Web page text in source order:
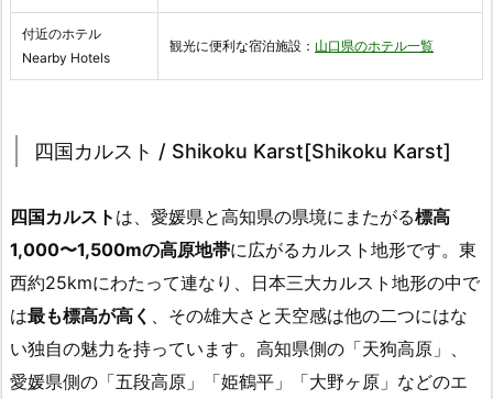
付近のホテル
Nearby Hotels
観光に便利な宿泊施設： 山口県のホテル一覧
四国カルスト / Shikoku Karst[Shikoku Karst]
四国カルスト は、愛媛県と高知県の県境にまたがる標高
1,000〜1,500mの高原地帯に広がるカルスト地形です。東
西約25kmにわたって連なり、日本三大カルスト地形の中で
は最も標高が高く
、その雄大さと天空感は他の二つにはな
い独自の魅力を持っています。高知県側の「天狗高原」、
愛媛県側の「五段高原」「姫鶴平」「大野ヶ原」などのエ